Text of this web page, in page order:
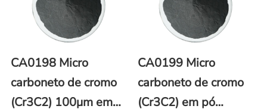
CA0198 Micro
carboneto de cromo
(Cr3C2) 100μm em
CA0199 Micro
carboneto de cromo
(Cr3C2) em pó